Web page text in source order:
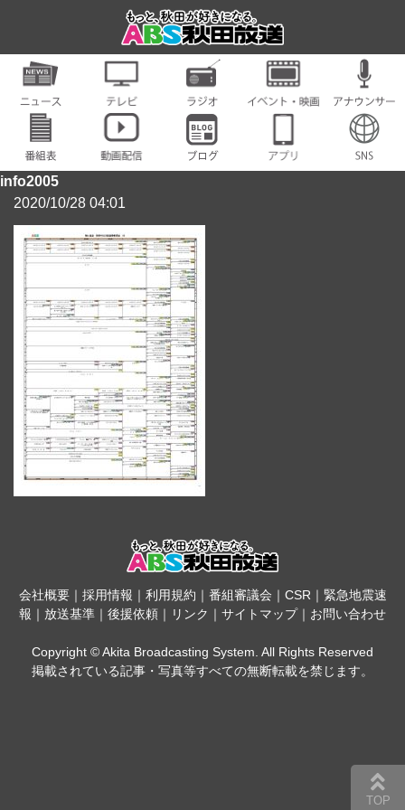
info2005
2020/10/28 04:01
会社概要｜ 採用情報 ｜ 利用規約 ｜ 番組審議会 ｜ CSR｜ 緊急地震速
報 ｜ 放送基準 ｜ 後援依頼 ｜ リンク ｜ サイトマップ｜ お問い合わせ
Copyright © Akita Broadcasting System. All Rights Reserved
掲載されている記事・写真等すべての無断転載を禁じます。